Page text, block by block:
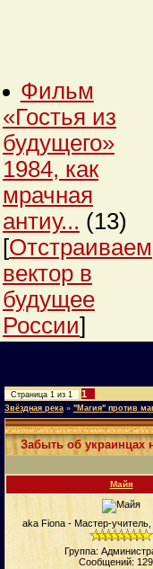
Фильм
«Гостья из
будущего»
1984, как
мрачная
антиу... (13)
[Отстраиваем
вектор в
будущее
России]
Страница 1 из 1 1
Звёздная река » "Магия" против
Забыть об украинцах
Майя
aka Fiona - Мастер-
Группа:
Сообщений: